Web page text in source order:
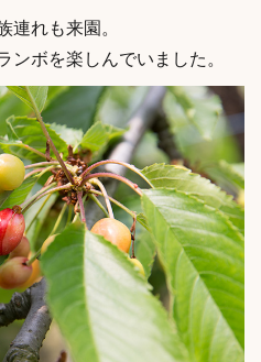
連れも来園。
ンボを楽しんでいました。